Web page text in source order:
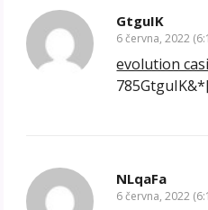
GtguIK
6 června, 2022
evolution
NLqaFa
6 června, 2022